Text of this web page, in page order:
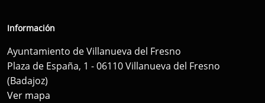
Información
Ayuntamiento de Villanueva del Fresno
Plaza de España, 1 - 06110 Villanueva del Fresno
(Badajoz)
Ver mapa